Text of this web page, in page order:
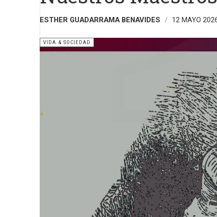
ESTHER GUADARRAMA BENAVIDES 12 MAYO
VIDA & SOCIEDAD